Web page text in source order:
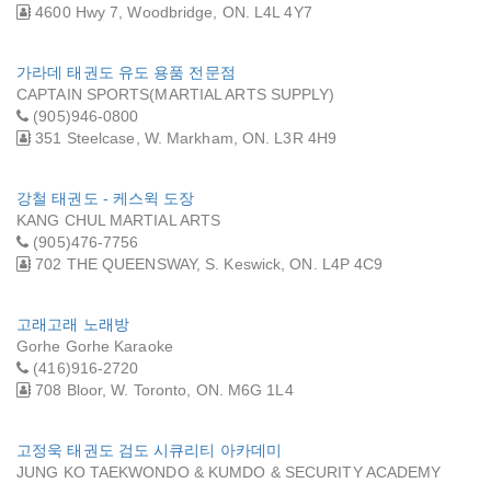
4600 Hwy 7, Woodbridge, ON. L4L 4Y7
가라데 태권도 유도 용품 전문점
CAPTAIN SPORTS(MARTIAL ARTS SUPPLY)
(905)946-0800
351 Steelcase, W. Markham, ON. L3R 4H9
강철 태권도 - 케스윅 도장
KANG CHUL MARTIAL ARTS
(905)476-7756
702 THE QUEENSWAY, S. Keswick, ON. L4P 4C9
고래고래 노래방
Gorhe Gorhe Karaoke
(416)916-2720
708 Bloor, W. Toronto, ON. M6G 1L4
고정욱 태권도 검도 시큐리티 아카데미
JUNG KO TAEKWONDO & KUMDO & SECURITY ACADEMY